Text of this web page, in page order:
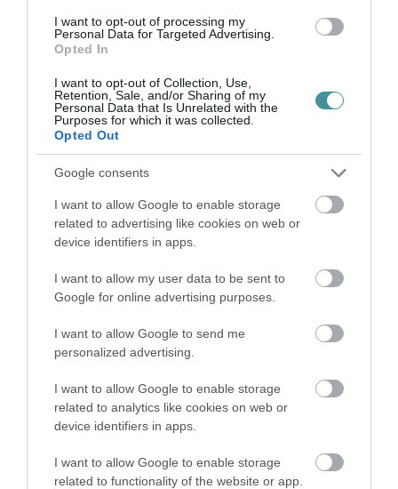
I want to opt-out of processing my
Personal Data for Targeted Advertising.
Opted In
I want to opt-out of Collection, Use,
Retention, Sale, and/or Sharing of my
Personal Data that Is Unrelated with the
Purposes for which it was collected.
Opted Out
Google consents
I want to allow Google to enable storage
related to advertising like cookies on web or
device identifiers in apps.
I want to allow my user data to be sent to
Google for online advertising purposes.
I want to allow Google to send me
personalized advertising.
I want to allow Google to enable storage
related to analytics like cookies on web or
device identifiers in apps.
I want to allow Google to enable storage
related to functionality of the website or app.
TANULJ NÉMETÜL OTTHONRÓL: A
DIGITÁLIS TANULÁS ELŐNYEI
2026. augusztus 07|Promóció
ÚJRAINDULNAK A KORÁBBAN
LEÁLLÍTOTT SZOLGÁLTATÁSOK AZ EGRI...
2026. augusztus 07
TÍZ ÉVE NEM VOLT ILYEN ALACSONY AZ
2026. augusztus 07|Mindenki ügye